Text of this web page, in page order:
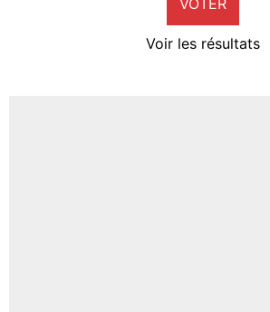
Voir les résultats